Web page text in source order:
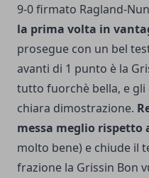
9-0 firmato Ragland-
la prima volta in
prosegue con un bel
avanti di 1 punto è la
tutto fuorchè bella, e
chiara dimostrazione.
messa meglio rispetto
molto bene) e chiude il
frazione la Grissin Bon